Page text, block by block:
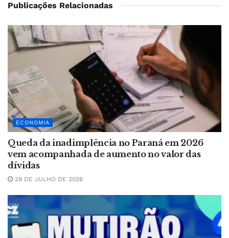
Publicações Relacionadas
ECONOMIA
Queda da inadimplência no Paraná em 2026
vem acompanhada de aumento no valor das
dívidas
29 DE JULHO DE 2026